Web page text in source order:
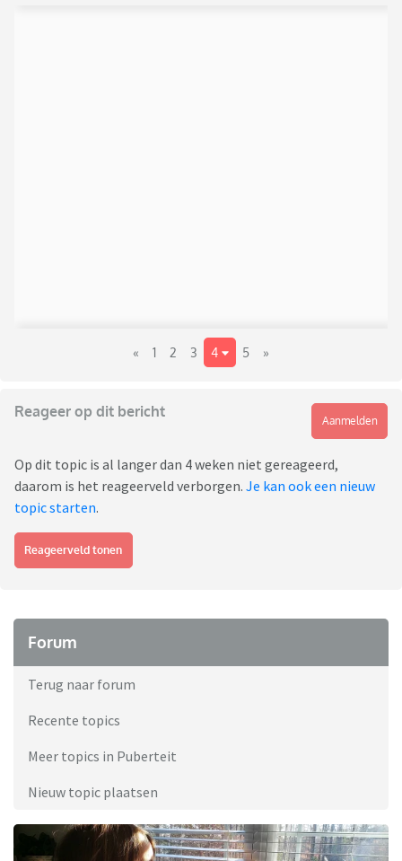
« 1 2 3 4 5 »
Reageer op dit bericht
Aanmelden
Op dit topic is al langer dan 4 weken niet gereageerd,
daarom is het reageerveld verborgen. Je kan ook een nieuw
topic starten.
Reageerveld tonen
Forum
Terug naar forum
Recente topics
Meer topics in Puberteit
Nieuw topic plaatsen